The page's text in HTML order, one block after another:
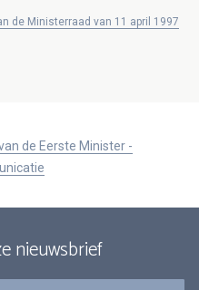
de Ministerraad van 11 april 1997
de Eerste Minister -
nieuwsbrief